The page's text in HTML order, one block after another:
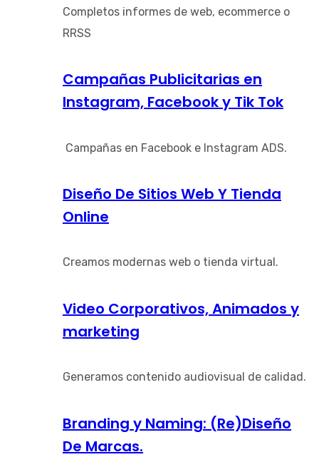
Completos informes de web, ecommerce o
RRSS
Campañas Publicitarias en
Instagram, Facebook y Tik Tok
Campañas en Facebook e Instagram ADS.
Diseño De Sitios Web Y Tienda
Online
Creamos modernas web o tienda virtual.
Video Corporativos, Animados y
marketing
Generamos contenido audiovisual de calidad.
Branding y Naming: (Re)Diseño
De Marcas.